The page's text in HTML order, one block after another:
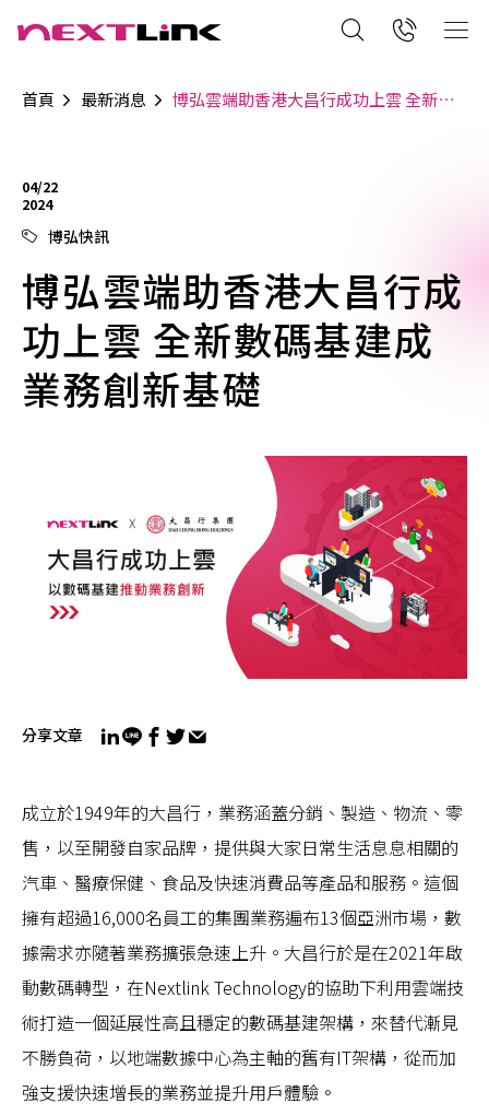
首頁 最新消息 博弘雲端助香港大昌行成功上雲 全新數碼基建成業務創新基礎
04/22
2024
博弘快訊
博弘雲端助香港大昌行成
功上雲 全新數碼基建成
業務創新基礎
分享文章
成立於1949年的大昌行，業務涵蓋分銷、製造、物流、零
售，以至開發自家品牌，提供與大家日常生活息息相關的
汽車、醫療保健、食品及快速消費品等產品和服務。這個
擁有超過16,000名員工的集團業務遍布13個亞洲市場，數
據需求亦隨著業務擴張急速上升。大昌行於是在2021年啟
動數碼轉型，在Nextlink Technology的協助下利用雲端技
術打造一個延展性高且穩定的數碼基建架構，來替代漸見
不勝負荷，以地端數據中心為主軸的舊有IT架構，從而加
強支援快速增長的業務並提升用戶體驗。